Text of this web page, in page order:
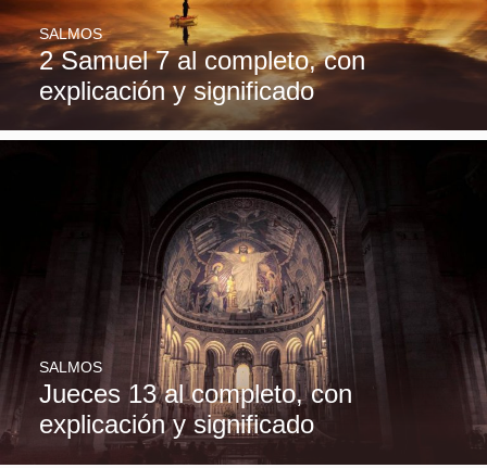
2 Samuel 7 al completo, con
explicación y significado
SALMOS
Jueces 13 al completo, con
explicación y significado
SALMOS